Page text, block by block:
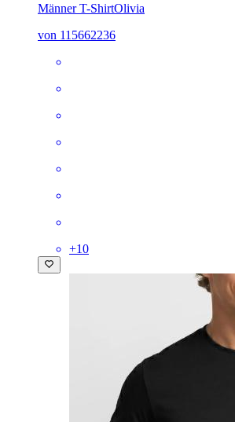
Männer T-ShirtOlivia
von 115662236
+10